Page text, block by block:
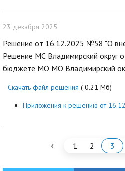
23 декабря 2025
Решение от 16.12.2025 №58 "О
Решение МС Владимирский
бюджете МО МО Владимирский
Скачать файл решения ( 0.21 Мб)
Приложения к решению от
‹ 1 2 3